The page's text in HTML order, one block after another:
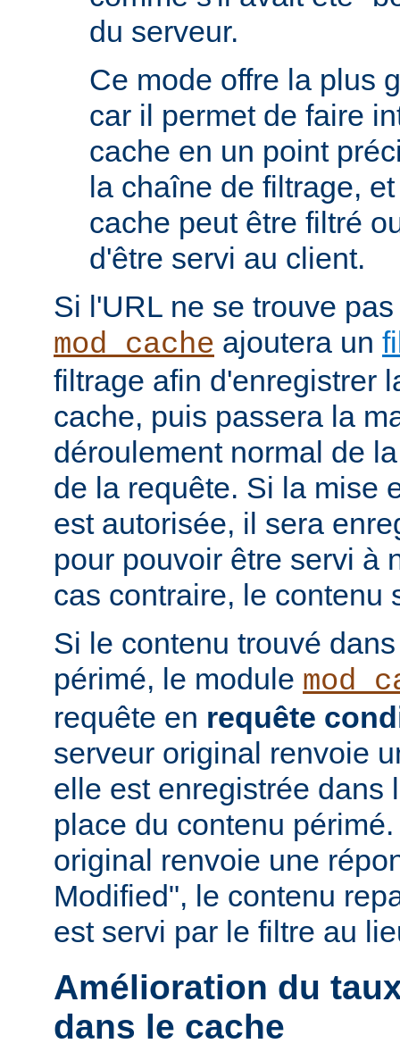
du serveur.
Ce mode offre la plus
car il permet de faire
cache en un point
la chaîne de filtrage,
cache peut être filtré
d'être servi au client.
Si l'URL ne se trouve
mod_cache ajoutera un
filtrage afin d'enregistrer
cache, puis passera la
déroulement normal de
de la requête. Si la mise
est autorisée, il sera
pour pouvoir être servi à
cas contraire, le contenu
Si le contenu trouvé
périmé, le module
requête en requête
serveur original renvoie
elle est enregistrée dans
place du contenu
original renvoie une
Modified", le contenu
est servi par le filtre au
Amélioration du
dans le cache